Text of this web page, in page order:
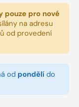
pouze pro nové
na adresu
od provedení
od pondělí do